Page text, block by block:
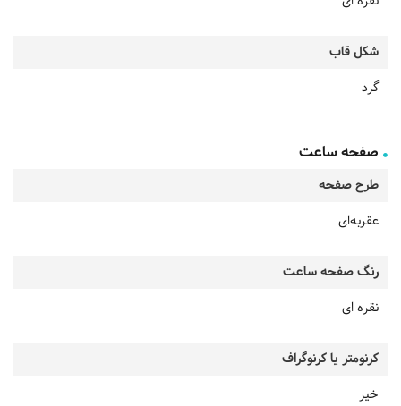
شکل قاب
گرد
صفحه ساعت
طرح صفحه
عقربه‌ای
رنگ صفحه ساعت
نقره ای
کرنومتر یا کرنوگراف
خیر